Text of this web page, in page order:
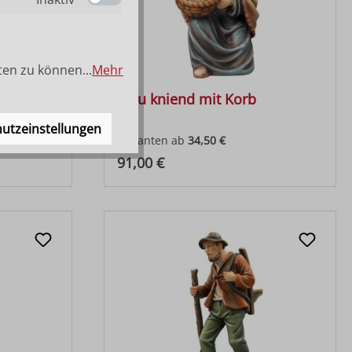
Frau kniend mit Korb
Varianten ab 34,50 €
Regulärer Preis:
91,00 €
zu können...Mehr